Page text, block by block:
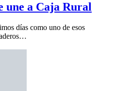
une a Caja Rural
días como uno de esos